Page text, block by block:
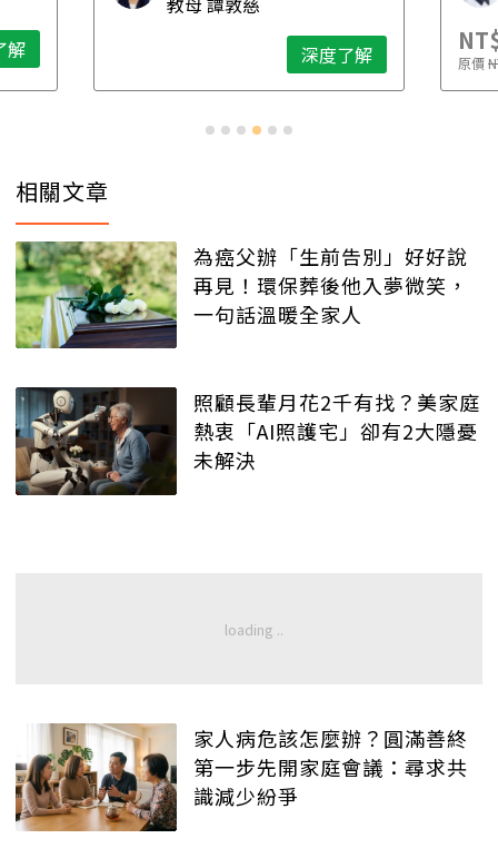
解 深度了解 原價
相關文章
為癌父辦「生前告別」好好說
再見！環保葬後他入夢微笑，
一句話溫暖全家人
照顧長輩月花2千有找？美家庭
熱衷「AI照護宅」卻有2大隱憂
未解決
家人病危該怎麼辦？圓滿善終
第一步先開家庭會議：尋求共
識減少紛爭